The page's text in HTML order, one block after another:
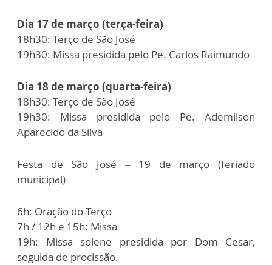
Dia 17 de março (terça-feira)
18h30: Terço de São José
19h30: Missa presidida pelo Pe. Carlos Raimundo
Dia 18 de março (quarta-feira)
18h30: Terço de São José
19h30: Missa presidida pelo Pe. Ademilson
Aparecido da Silva
Festa de São José – 19 de março (feriado
municipal)
6h: Oração do Terço
7h / 12h e 15h: Missa
19h: Missa solene presidida por Dom Cesar,
seguida de procissão.